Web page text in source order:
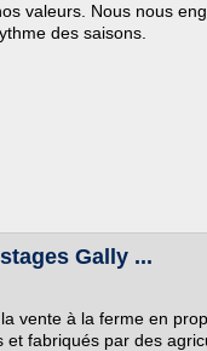
valeurs. Nous nous
des saisons.
Gally ...
vente à la ferme en
fabriqués par des